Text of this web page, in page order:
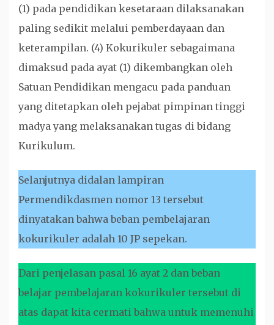
(1) pada pendidikan kesetaraan dilaksanakan
paling sedikit melalui pemberdayaan dan
keterampilan. (4) Kokurikuler sebagaimana
dimaksud pada ayat (1) dikembangkan oleh
Satuan Pendidikan mengacu pada panduan
yang ditetapkan oleh pejabat pimpinan tinggi
madya yang melaksanakan tugas di bidang
Kurikulum.
Selanjutnya didalan lampiran
Permendikdasmen nomor 13 tersebut
dinyatakan bahwa beban pembelajaran
kokurikuler adalah 10 JP sepekan.
Dari penjelasan pasal 16 ayat 2 dan beban
belajar pembelajaran kokurikuler tersebut di
atas dapat kita cermati bahwa untuk memenuhi